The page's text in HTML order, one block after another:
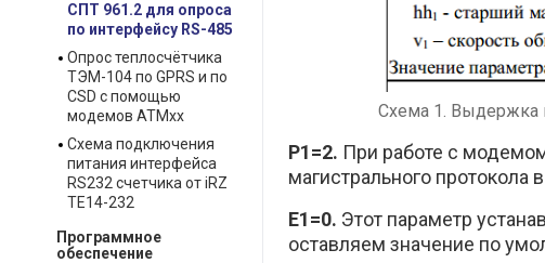
СПТ 961.2 для опроса
по интерфейсу RS-485
Опрос теплосчётчика
ТЭМ-104 по GPRS и по
CSD с помощью
модемов ATMxx
Схема подключения
питания интерфейса
RS232 счетчика от iRZ
TE14-232
Программное
обеспечение
Схема 1. Выдержка
P1=2. При работе с
магистрального
E1=0. Этот параметр
оставляем значение по